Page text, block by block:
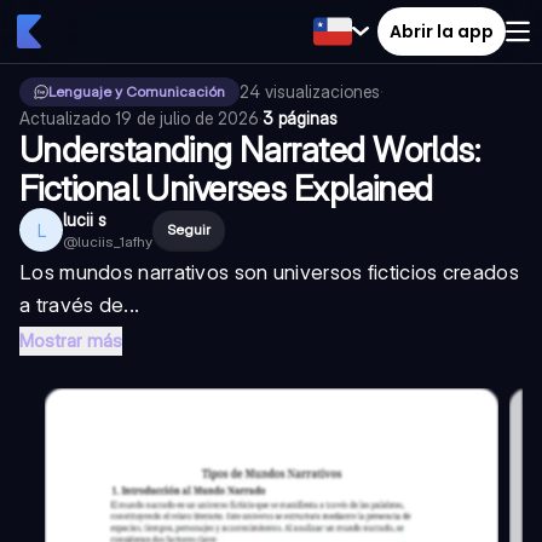
Abrir la app
Lenguaje y Comunicación 24 visualizaciones·
Actualizado 19 de julio de 2026·3 páginas
Understanding Narrated Worlds:
Fictional Universes Explained
L lucii s
@luciis_1afhy
Seguir
Los mundos narrativos son universos ficticios creados
a través de...
Mostrar más